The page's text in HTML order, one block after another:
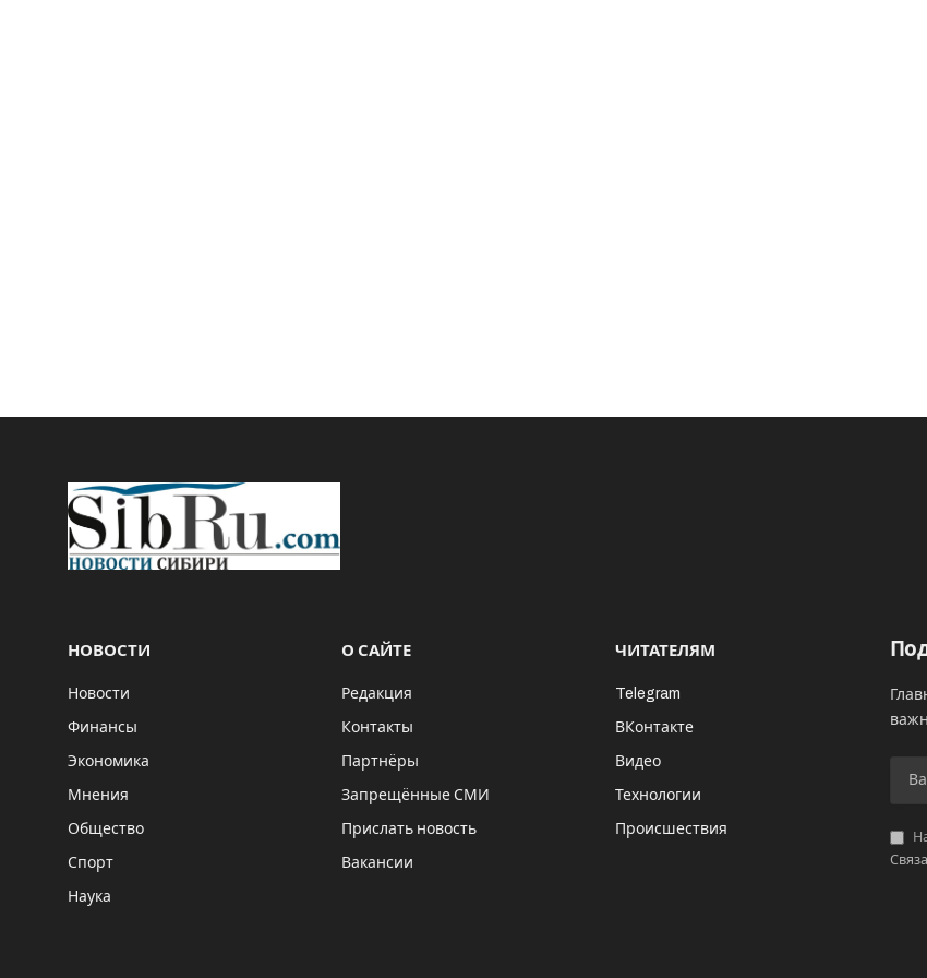
НОВОСТИ
Новости
Финансы
Экономика
Мнения
Общество
Спорт
Наука
О САЙТЕ
Редакция
Контакты
Партнёры
Запрещённые СМИ
Прислать новость
Вакансии
ЧИТАТЕЛЯМ
Telegram
ВКонтакте
Видео
Технологии
Происшествия